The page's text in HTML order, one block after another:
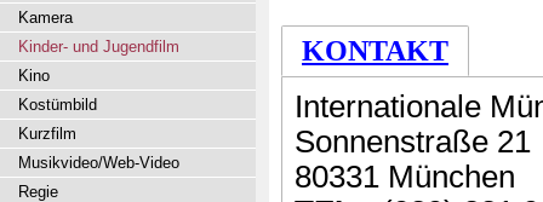
KONTAKT
Internationale
Sonnenstraße 21
80331 München
Kamera
Kinder- und Jugendfilm
Kino
Kostümbild
Kurzfilm
Musikvideo/Web-Video
Regie